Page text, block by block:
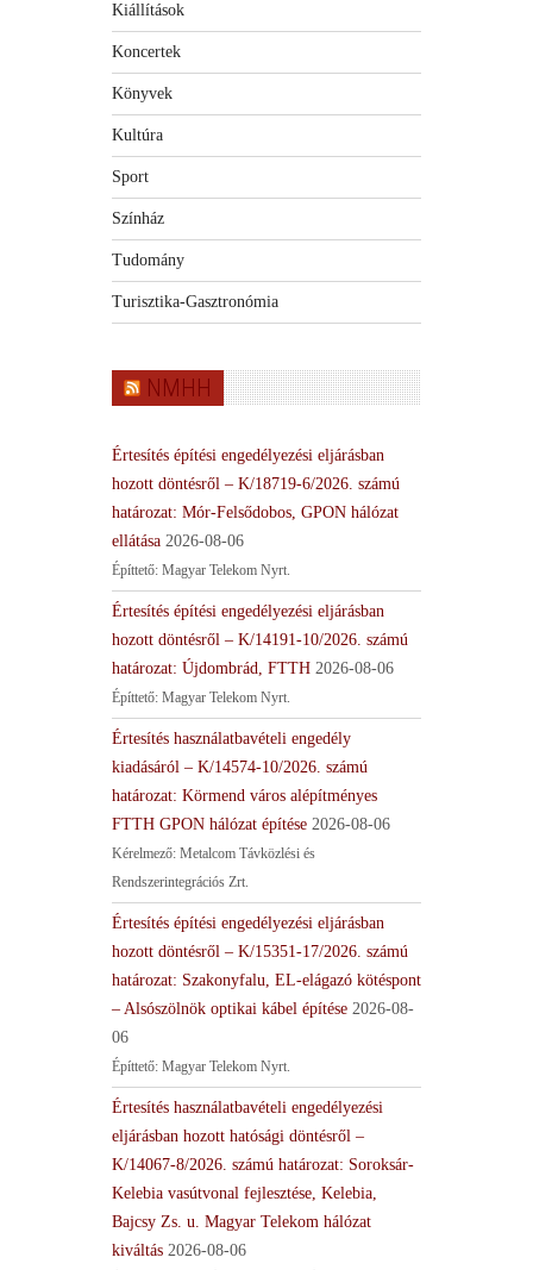
Kiállítások
Koncertek
Könyvek
Kultúra
Sport
Színház
Tudomány
Turisztika-Gasztronómia
NMHH
Értesítés építési engedélyezési eljárásban
hozott döntésről – K/18719-6/2026. számú
határozat: Mór-Felsődobos, GPON hálózat
ellátása 2026-08-06
Építtető: Magyar Telekom Nyrt.
Értesítés építési engedélyezési eljárásban
hozott döntésről – K/14191-10/2026. számú
határozat: Újdombrád, FTTH 2026-08-06
Építtető: Magyar Telekom Nyrt.
Értesítés használatbavételi engedély
kiadásáról – K/14574-10/2026. számú
határozat: Körmend város alépítményes
FTTH GPON hálózat építése 2026-08-06
Kérelmező: Metalcom Távközlési és
Rendszerintegrációs Zrt.
Értesítés építési engedélyezési eljárásban
hozott döntésről – K/15351-17/2026. számú
határozat: Szakonyfalu, EL-elágazó kötéspont
– Alsószölnök optikai kábel építése 2026-08-
06
Építtető: Magyar Telekom Nyrt.
Értesítés használatbavételi engedélyezési
eljárásban hozott hatósági döntésről –
K/14067-8/2026. számú határozat: Soroksár-
Kelebia vasútvonal fejlesztése, Kelebia,
Bajcsy Zs. u. Magyar Telekom hálózat
kiváltás 2026-08-06